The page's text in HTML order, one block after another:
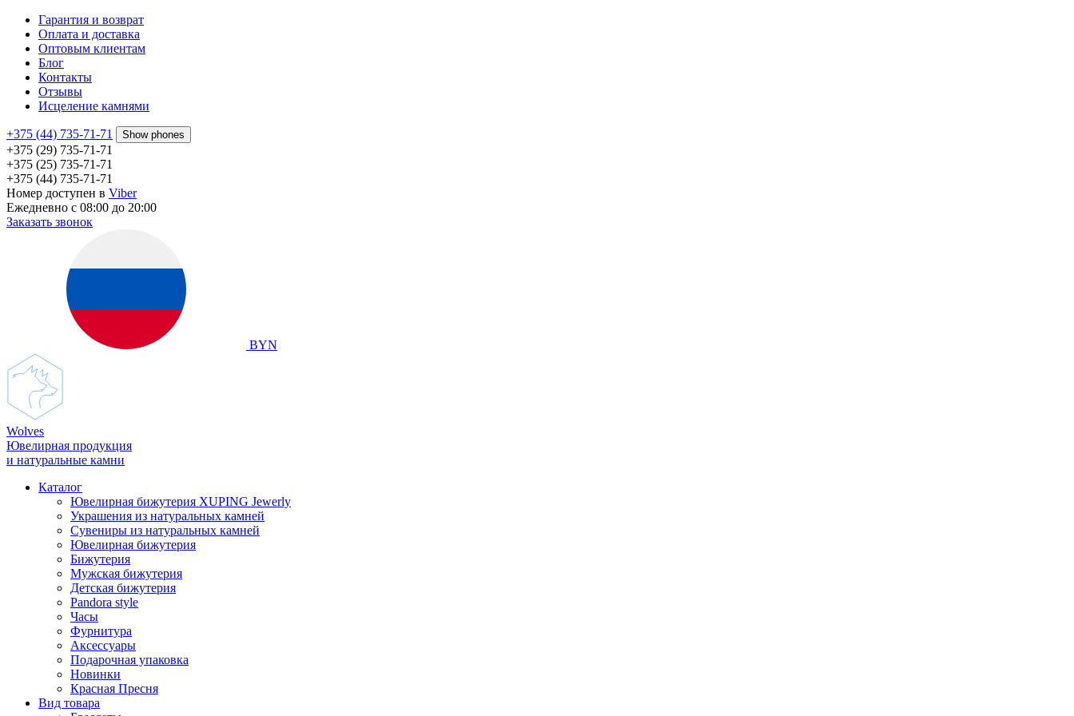
Гарантия и возврат
Оплата и доставка
Оптовым клиентам
Блог
Контакты
Отзывы
Исцеление камнями
+375 (44) 735-71-71 Show phones
+375 (29) 735-71-71
+375 (25) 735-71-71
+375 (44) 735-71-71
Номер доступен в Viber
Ежедневно с 08:00 до 20:00
Заказать звонок
BYN
Wolves
Ювелирная продукция
и натуральные камни
Каталог
Ювелирная бижутерия XUPING Jewerly
Украшения из натуральных камней
Сувениры из натуральных камней
Ювелирная бижутерия
Бижутерия
Мужская бижутерия
Детская бижутерия
Pandora style
Часы
Фурнитура
Аксеcсуары
Подарочная упаковка
Новинки
Красная Пресня
Вид товара